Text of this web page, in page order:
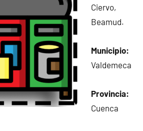
Ciervo,
Beamud.
Municipio:
Valdemeca
Provincia:
Cuenca